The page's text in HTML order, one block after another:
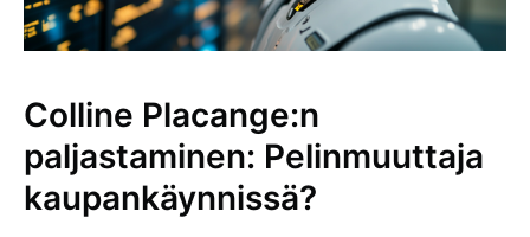
Colline Placange:n
paljastaminen: Pelinmuuttaja
kaupankäynnissä?